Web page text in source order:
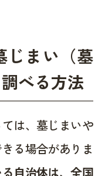
じまい（墓
べる方法
は、墓じまいや
る場合がありま
自治体は、全国